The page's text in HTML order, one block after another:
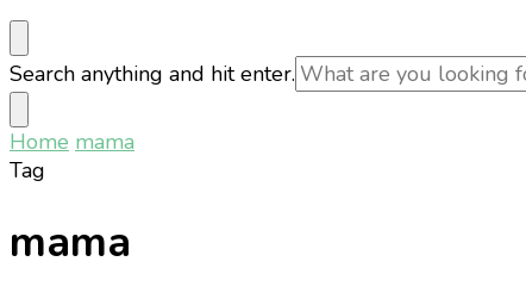
Looking
for
Something?
Search anything and hit enter.
Home mama
Tag
mama